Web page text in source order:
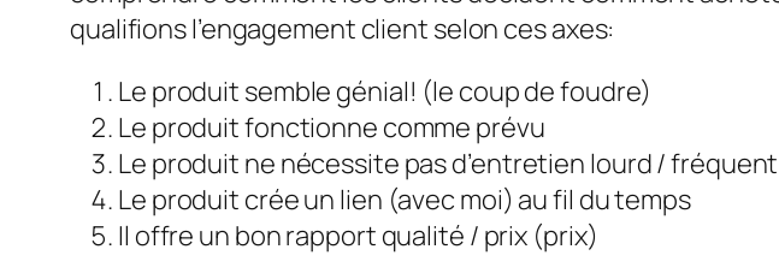
qualifions l’engagement client selon ces axes:
Le produit semble génial! (le coup de foudre)
Le produit fonctionne comme prévu
Le produit ne nécessite pas d’entretien lourd / fréquent
Le produit crée un lien (avec moi) au fil du temps
Il offre un bon rapport qualité / prix (prix)